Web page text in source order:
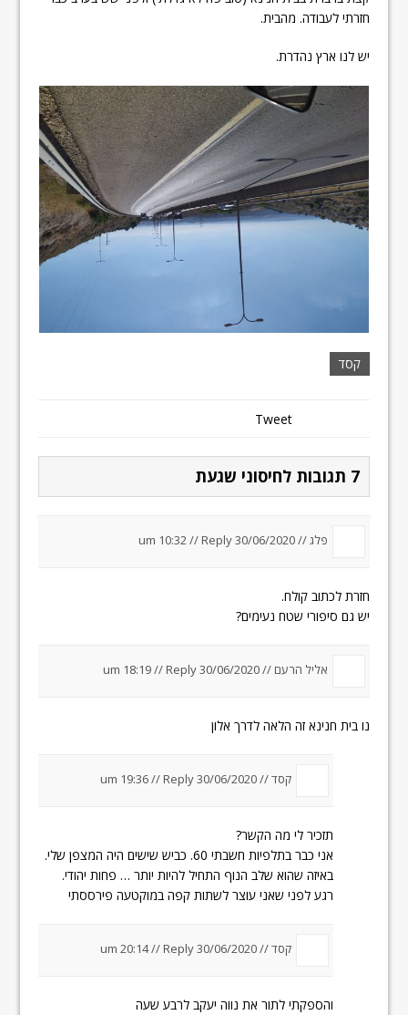
חזרתי לעבודה. מהבית.
יש לנו ארץ נהדרת.
קסד
Tweet
7 תגובות לחיסוני שגעת
פלג //30/06/2020 um 10:32
//Reply
חזרת לכתוב קולח.
יש גם סיפורי שטח נעימים?
אליל הרעם //30/06/2020 um 18:19
//Reply
נו בית חנינא זה הלאה לדרך אלון
קסד //30/06/2020 um 19:36
//Reply
תזכיר לי מה הקשר?
אני כבר בתלפיות חשבתי 60. כביש שישים היה המצפן שלי.
באיזה שהוא שלב הנוף התחיל להיות יותר … פחות יהודי.
רגע לפני שאני עוצר לשתות קפה במוקטעה פירססתי
קסד //30/06/2020 um 20:14
//Reply
והספקתי לתור את נווה יעקב לרבע שעה